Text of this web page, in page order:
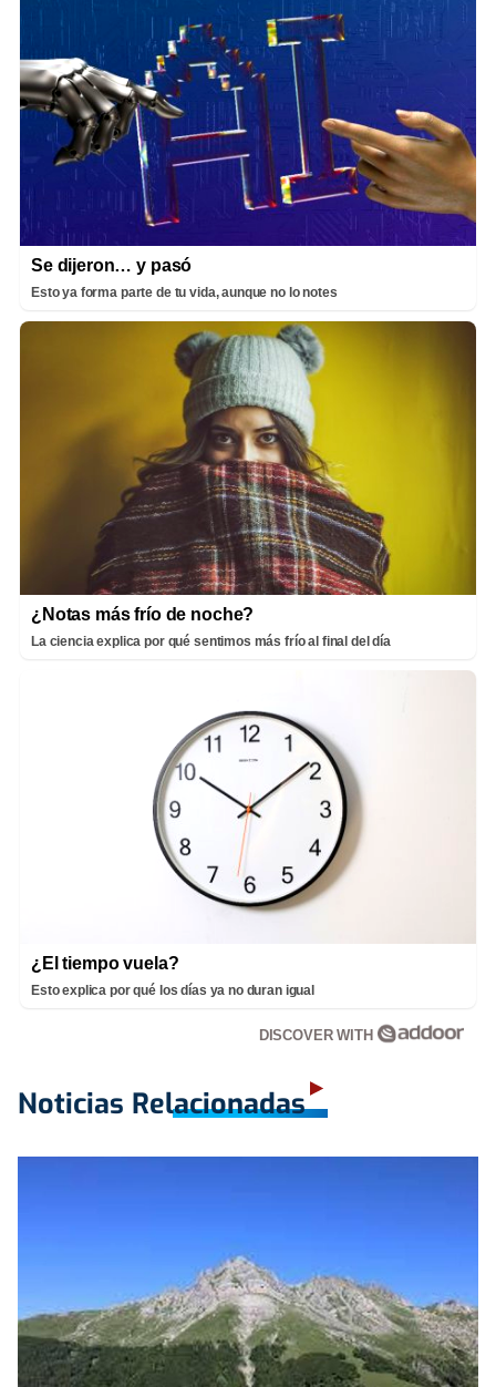
Se dijeron… y pasó
Esto ya forma parte de tu vida, aunque no lo notes
¿Notas más frío de noche?
La ciencia explica por qué sentimos más frío al final del día
¿El tiempo vuela?
Esto explica por qué los días ya no duran igual
DISCOVER WITH
Noticias Relacionadas